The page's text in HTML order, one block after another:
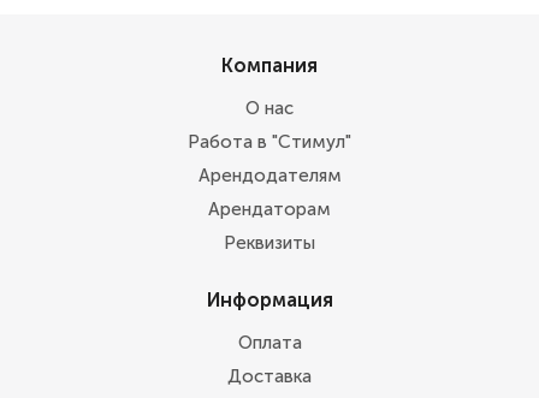
Компания
О нас
Работа в "Стимул"
Арендодателям
Арендаторам
Реквизиты
Информация
Оплата
Доставка